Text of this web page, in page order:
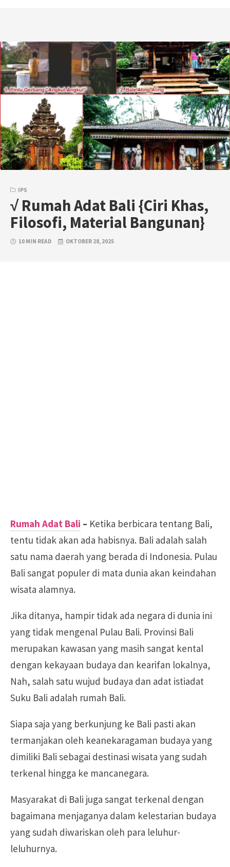
IPS
√ Rumah Adat Bali {Ciri Khas,
Filosofi, Material Bangunan}
10 MIN READ OKTOBER 28, 2025
Rumah Adat Bali – Ketika berbicara tentang Bali,
tentu tidak akan ada habisnya. Bali adalah salah
satu nama daerah yang berada di Indonesia. Pulau
Bali sangat populer di mata dunia akan keindahan
wisata alamnya.
Jika ditanya, hampir tidak ada negara di dunia ini
yang tidak mengenal Pulau Bali. Provinsi Bali
merupakan kawasan yang masih sangat kental
dengan kekayaan budaya dan kearifan lokalnya,
Nah, salah satu wujud budaya dan adat istiadat
Suku Bali adalah rumah Bali.
Siapa saja yang berkunjung ke Bali pasti akan
termanjakan oleh keanekaragaman budaya yang
dimiliki Bali sebagai destinasi wisata yang sudah
terkenal hingga ke mancanegara.
Masyarakat di Bali juga sangat terkenal dengan
bagaimana menjaganya dalam kelestarian budaya
yang sudah diwariskan oleh para leluhur-
leluhurnya.